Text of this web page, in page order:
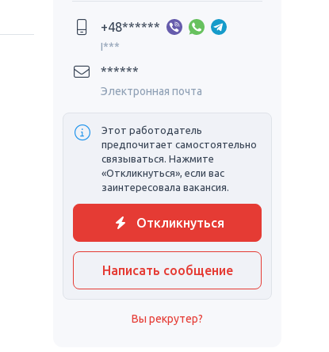
+48******
I***
******
Электронная почта
Этот работодатель
предпочитает самостоятельно
связываться. Нажмите
«Откликнуться», если вас
заинтересовала вакансия.
Откликнуться
Написать сообщение
Вы рекрутер?